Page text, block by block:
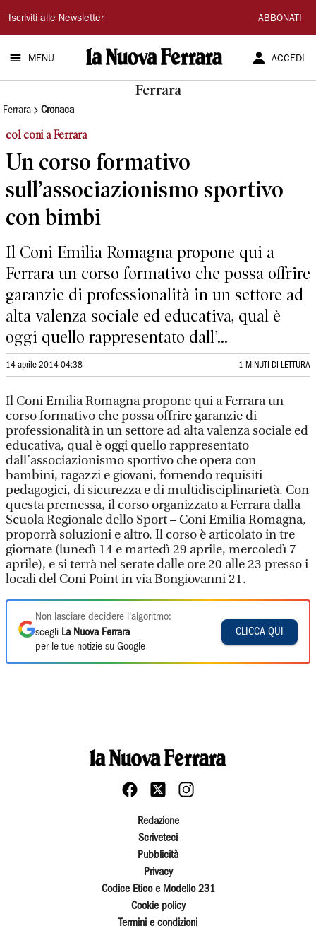
La
Nuova
Ferrara
Iscriviti alle Newsletter ABBONATI
MENU ACCEDI
Ferrara
Ferrara Cronaca
col coni a Ferrara
Un corso formativo
sull’associazionismo sportivo
con bimbi
Il Coni Emilia Romagna propone qui a
Ferrara un corso formativo che possa offrire
garanzie di professionalità in un settore ad
alta valenza sociale ed educativa, qual è
oggi quello rappresentato dall’...
14 aprile 2014 04:38 1 MINUTI DI LETTURA
Il Coni Emilia Romagna propone qui a Ferrara un
corso formativo che possa offrire garanzie di
professionalità in un settore ad alta valenza sociale ed
educativa, qual è oggi quello rappresentato
dall’associazionismo sportivo che opera con
bambini, ragazzi e giovani, fornendo requisiti
pedagogici, di sicurezza e di multidisciplinarietà. Con
questa premessa, il corso organizzato a Ferrara dalla
Scuola Regionale dello Sport – Coni Emilia Romagna,
proporrà soluzioni e altro. Il corso è articolato in tre
giornate (lunedì 14 e martedì 29 aprile, mercoledì 7
aprile), e si terrà nel serate dalle ore 20 alle 23 presso i
locali del Coni Point in via Bongiovanni 21.
Non lasciare decidere l'algoritmo:
scegli La Nuova Ferrara
per le tue notizie su Google
CLICCA QUI
Redazione
Scriveteci
Pubblicità
Privacy
Codice Etico e Modello 231
Cookie policy
Termini e condizioni